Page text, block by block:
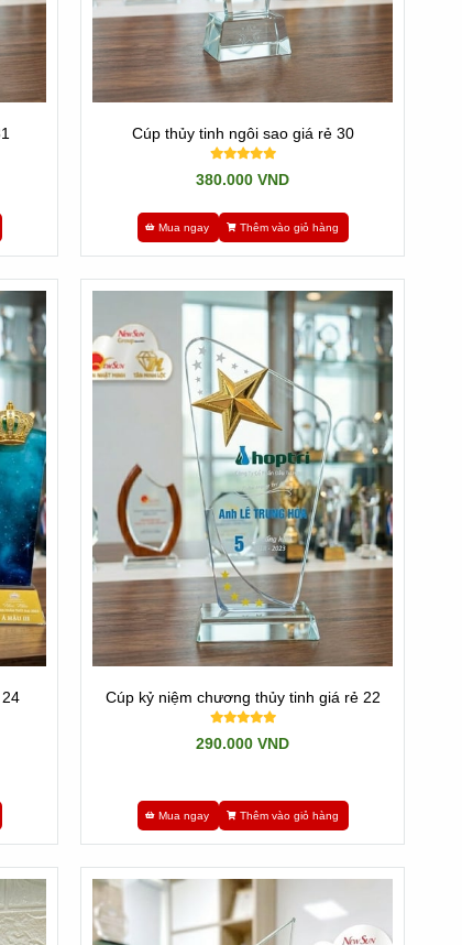
Mà độ tinh tế chỉ bằng khoảng 85-90% hàng nhập.
nhập không đáp ứng được. Nên chúng tôi có giá
Cúp thủy tinh ngôi sao giá rẻ 30
380.000 VND
Mua ngay Thêm vào giỏ hàng
Cúp kỷ niệm chương thủy tinh giá rẻ 22
290.000 VND
Mua ngay Thêm vào giỏ hàng